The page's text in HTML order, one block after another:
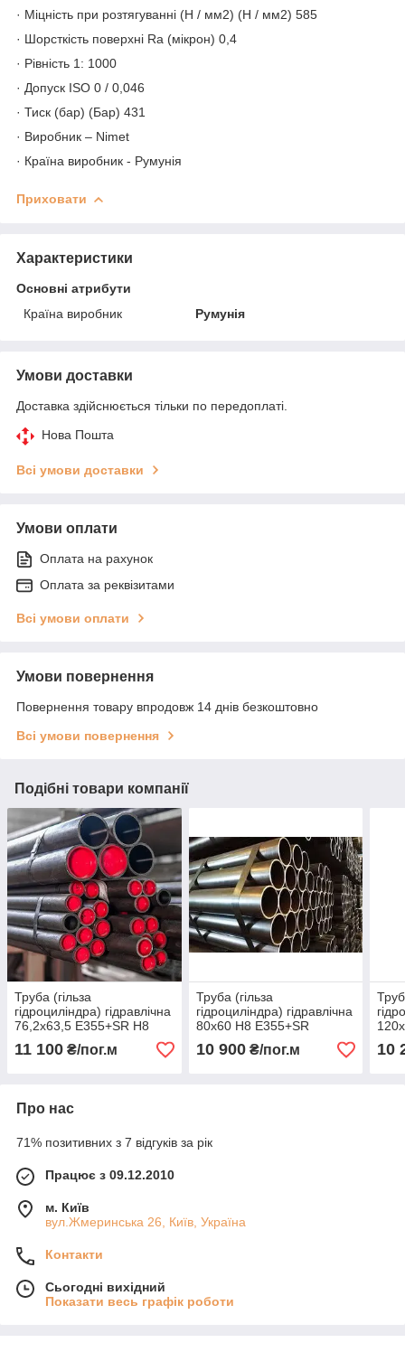
· Міцність при розтягуванні (Н / мм2) (Н / мм2) 585
· Шорсткість поверхні Ra (мікрон) 0,4
· Рівність 1: 1000
· Допуск ISO 0 / 0,046
· Тиск (бар) (Бар) 431
· Виробник – Nimet
· Країна виробник - Румунія
Приховати
Характеристики
Основні атрибути
Країна виробник
Румунія
Умови доставки
Доставка здійснюється тільки по передоплаті.
Нова Пошта
Всі умови доставки
Умови оплати
Оплата на рахунок
Оплата за реквізитами
Всі умови оплати
Умови повернення
Повернення товару впродовж 14 днів безкоштовно
Всі умови повернення
Подібні товари компанії
Труба (гільза
гідроциліндра) гідравлічна
76,2x63,5 E355+SR H8
11 100 ₴/пог.м
Труба (гільза
гідроциліндра) гідравлічна
80x60 H8 E355+SR
10 900₴/пог.м 10
Про нас
71% позитивних з 7 відгуків за рік
Працює з 09.12.2010
м. Київ
вул.Жмеринська 26, Київ, Україна
Контакти
Сьогодні вихідний
Показати весь графік роботи